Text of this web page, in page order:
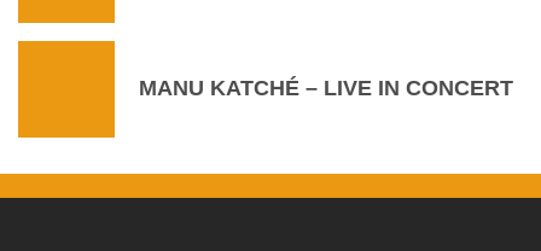
MANU KATCHÉ – LIVE IN CONCERT